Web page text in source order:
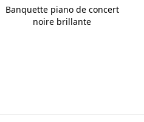
Banquette piano de concert
noire brillante